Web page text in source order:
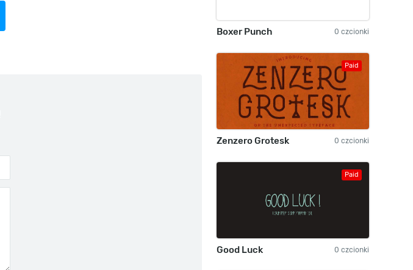
Boxer Punch 0 czcionki
Paid
Zenzero Grotesk 0 czcionki
Paid
Good Luck 0 czcionki